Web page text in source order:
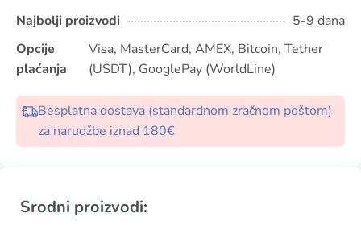
Najbolji proizvodi
5-9 dana
Opcije
plaćanja
Visa, MasterCard, AMEX, Bitcoin, Tether
(USDT), GooglePay (WorldLine)
Besplatna dostava (standardnom zračnom poštom)
za narudžbe iznad 180€
Srodni proizvodi: